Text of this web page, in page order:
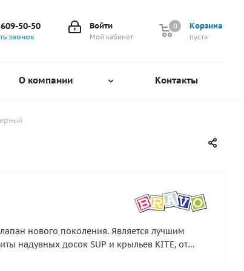
Корзина
0
пуста
0
Войти
Мой кабинет
50-50
звонок
О компании Контакты
нового поколения. Является лучшим
надувных досок SUP и крыльев KITE, от
при накачивании или при сильном